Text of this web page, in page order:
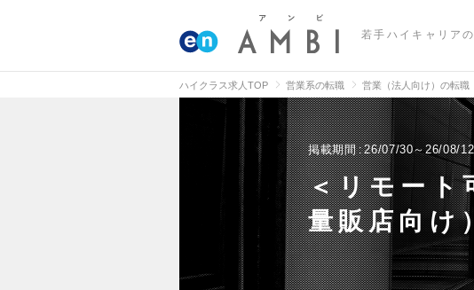
若手ハイキャリア
ハイクラス求人TOP 営業系の転職 営業（法人向け）の転職
掲載期間 26/07/30～26/08/12
＜リモート
量販店向け